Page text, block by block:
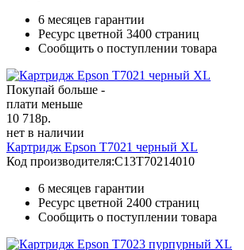
6 месяцев гарантии
Ресурс цветной 3400 страниц
Сообщить о поступлении товара
Покупай больше -
плати меньше
10 718р.
нет в наличии
Картридж Epson T7021 черный XL
Код производителя:C13T70214010
6 месяцев гарантии
Ресурс цветной 2400 страниц
Сообщить о поступлении товара